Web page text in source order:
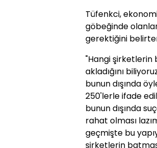
Tüfenkci,
göbeğinde
gerektiğini
"Hangi şirketlerin
akladığını
bunun dışında
250'lerle ifade
bunun dışında
rahat olması
geçmişte bu
şirketlerin